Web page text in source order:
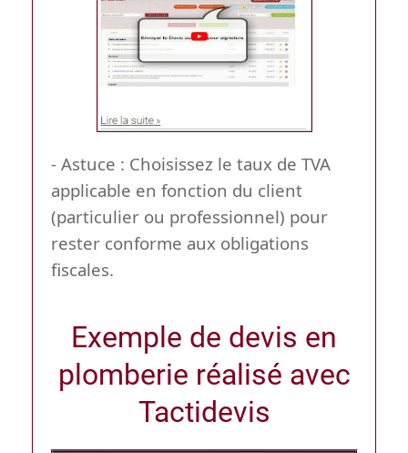
- Astuce : Choisissez le taux de TVA
applicable en fonction du client
(particulier ou professionnel) pour
rester conforme aux obligations
fiscales.
Exemple de devis en
plomberie réalisé avec
Tactidevis